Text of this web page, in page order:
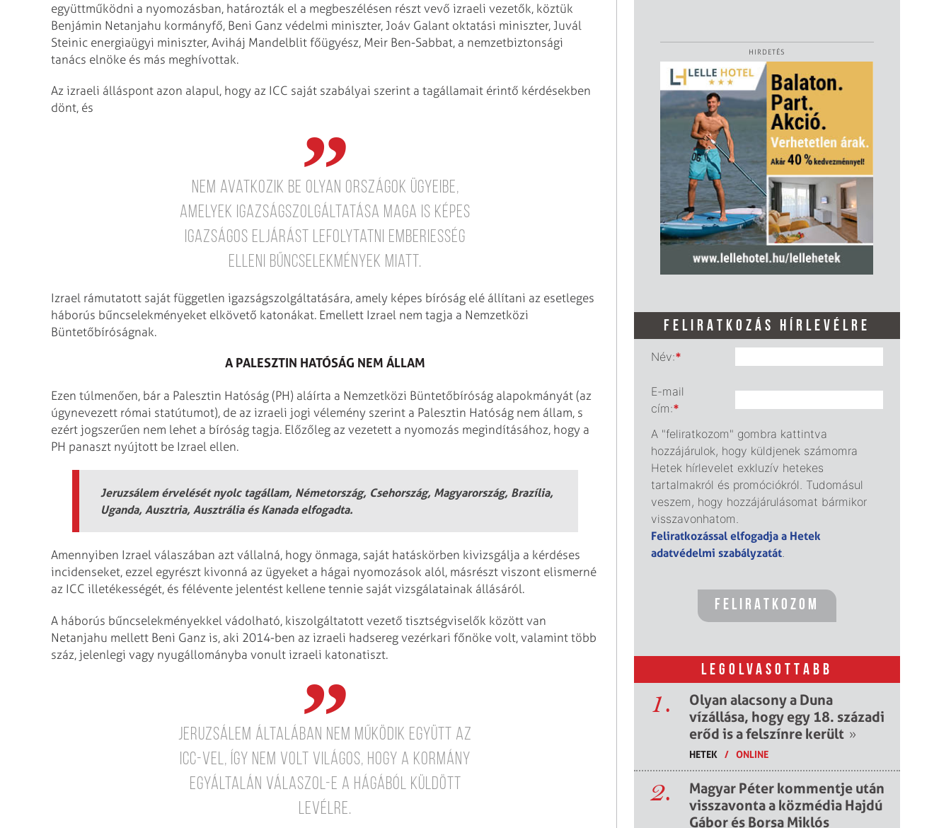
együttműködni a nyomozásban, határozták el a megbeszélésen részt vevő izraeli vezetők, köztük
Benjámin Netanjahu kormányfő, Beni Ganz védelmi miniszter, Joáv Galant oktatási miniszter, Juvál
Steinic energiaügyi miniszter, Aviháj Mandelblit főügyész, Meir Ben-Sabbat, a nemzetbiztonsági
tanács elnöke és más meghívottak.
Az izraeli álláspont azon alapul, hogy az ICC saját szabályai szerint a tagállamait érintő kérdésekben
dönt, és
nem avatkozik be olyan országok ügyeibe,
amelyek igazságszolgáltatása maga is képes
igazságos eljárást lefolytatni emberiesség
elleni bűncselekmények miatt.
Izrael rámutatott saját független igazságszolgáltatására, amely képes bíróság elé állítani az esetleges
háborús bűncselekményeket elkövető katonákat. Emellett Izrael nem tagja a Nemzetközi
Büntetőbíróságnak.
A PALESZTIN HATÓSÁG NEM ÁLLAM
Ezen túlmenően, bár a Palesztin Hatóság (PH) aláírta a Nemzetközi Büntetőbíróság alapokmányát (az
úgynevezett római statútumot), de az izraeli jogi vélemény szerint a Palesztin Hatóság nem állam, s
ezért jogszerűen nem lehet a bíróság tagja. Előzőleg az vezetett a nyomozás megindításához, hogy a
PH panaszt nyújtott be Izrael ellen.
Jeruzsálem érvelését nyolc tagállam, Németország, Csehország, Magyarország, Brazília,
Uganda, Ausztria, Ausztrália és Kanada elfogadta.
Amennyiben Izrael válaszában azt vállalná, hogy önmaga, saját hatáskörben kivizsgálja a kérdéses
incidenseket, ezzel egyrészt kivonná az ügyeket a hágai nyomozások alól, másrészt viszont elismerné
az ICC illetékességét, és félévente jelentést kellene tennie saját vizsgálatainak állásáról.
A háborús bűncselekményekkel vádolható, kiszolgáltatott vezető tisztségviselők között van
Netanjahu mellett Beni Ganz is, aki 2014-ben az izraeli hadsereg vezérkari főnöke volt, valamint több
száz, jelenlegi vagy nyugállományba vonult izraeli katonatiszt.
Jeruzsálem általában nem működik együtt az
ICC-vel, így nem volt világos, hogy a kormány
egyáltalán válaszol-e a Hágából küldött
levélre.
HIRDETÉS
FELIRATKOZÁS HÍRLEVÉLRE
Név:*
E-mail
cím:*
A "feliratkozom" gombra kattintva
hozzájárulok, hogy küldjenek számomra
Hetek hírlevelet exkluzív hetekes
tartalmakról és promóciókról. Tudomásul
veszem, hogy hozzájárulásomat bármikor
visszavonhatom.
Feliratkozással elfogadja a Hetek
adatvédelmi szabályzatát
LEGOLVASOTTABB
1.
Olyan alacsony a Duna
vízállása, hogy egy 18. századi
erőd is a felszínre került »
HETEK / ONLINE
2.
Magyar Péter kommentje után
visszavonta a közmédia Hajdú
Gábor és Borsa Miklós